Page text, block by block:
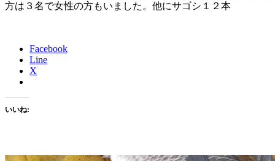
方は３名で女性の方もいました。他にサゴシ１２本
Facebook
Line
X
いいね: